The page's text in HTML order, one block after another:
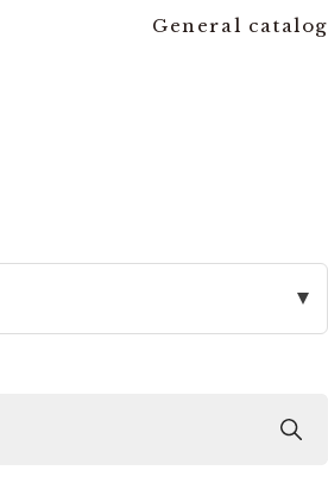
General catalog